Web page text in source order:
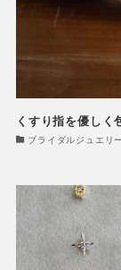
くすり指を優し
ブライダルジュエ